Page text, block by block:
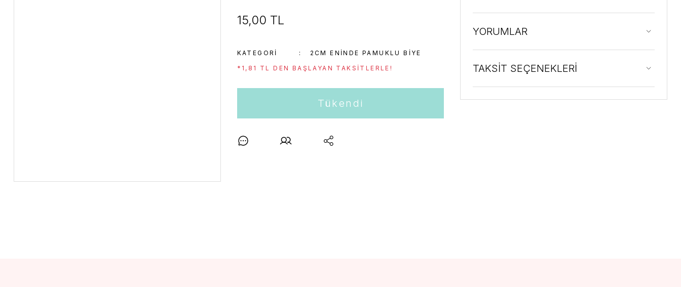
15,00 TL
KATEGORI
2CM ENINDE PAMUKLU BIYE
*1,81 TL DEN BAŞLAYAN TAKSITLERLE!
Tükendi
YORUMLAR
TAKSİT SEÇENEKLERİ